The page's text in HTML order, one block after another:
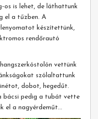
os is lehet, de láthattunk
el a tűzben. A
készítettünk,
rendőrautó
vettünk
szólaltattunk
dobot, hegedűt.
pedig a tubát vette
el a nagyérdeműt...